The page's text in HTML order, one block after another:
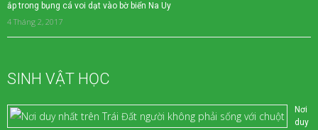
ắp trong bụng cá voi dạt vào bờ biển Na Uy
4 Tháng 2, 2017
SINH VẬT HỌC
Nơi
duy